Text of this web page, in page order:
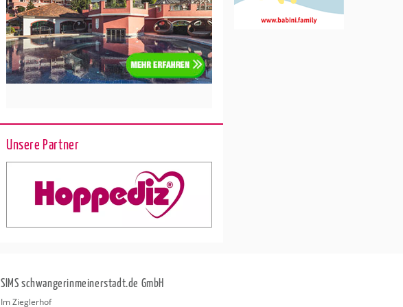
Unsere Partner
SIMS schwangerinmeinerstadt.de GmbH
Im Zieglerhof